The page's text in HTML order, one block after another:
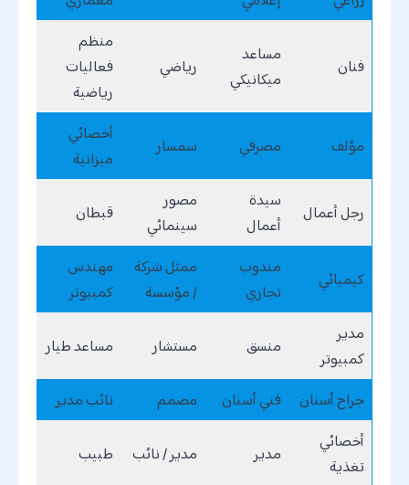
فنان
مساعد
ميكانيكي
رياضي
منظم
فعاليات
رياضية
مؤلف مصرفي سمسار
أخصائي
ميزانية
رجل أعمال
سيدة
أعمال
مصور
سينمائي
قبطان
كيميائي
مندوب
تجاري
ممثل شركة
/ مؤسسة
مهندس
كمبيوتر
مدير
كمبيوتر
منسق مستشار مساعد طيار
جراح أسنان فني أسنان مصمم
نائب مدير
أخصائي
تغذية
مدير مدير / نائب طبيب